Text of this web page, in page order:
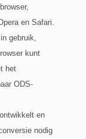
en Safari.
gebruik,
kunt
het
ODS-
en
nodig